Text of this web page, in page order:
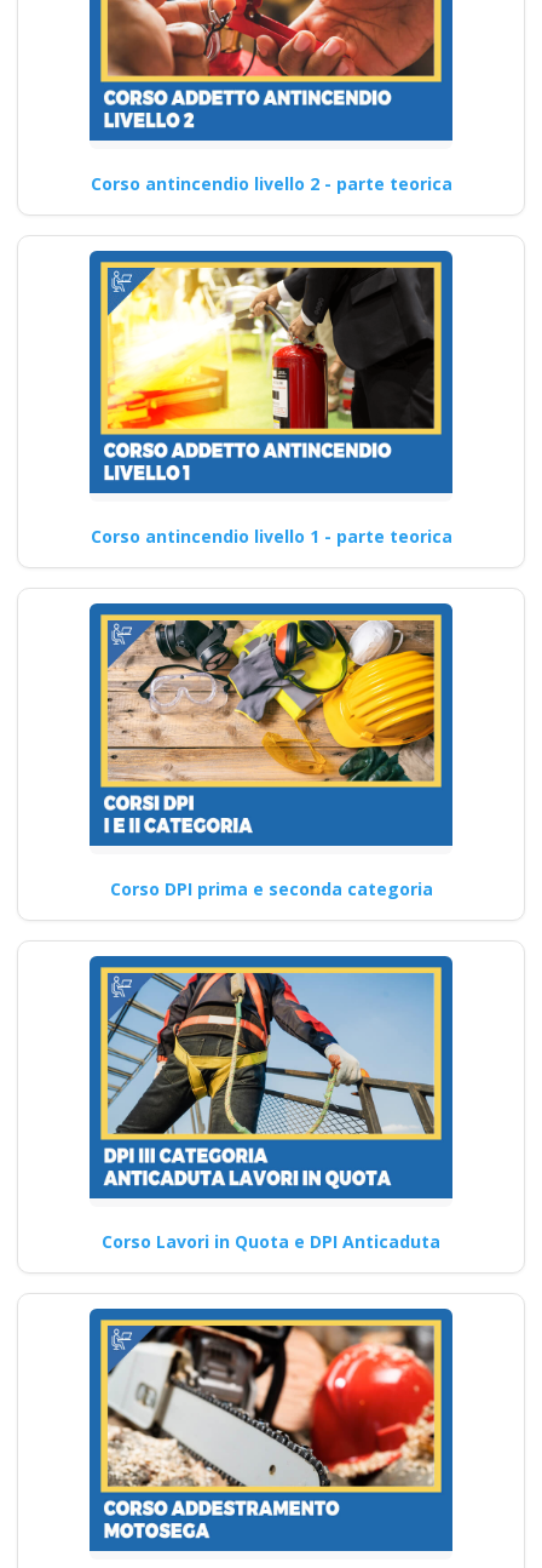
Corso antincendio livello 2 - parte teorica
Corso antincendio livello 1 - parte teorica
Corso DPI prima e seconda categoria
Corso Lavori in Quota e DPI Anticaduta